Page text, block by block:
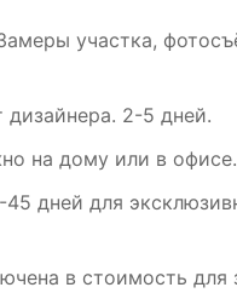
участка,
2-5 дней.
на дому или в офисе.
дней для
в стоимость для